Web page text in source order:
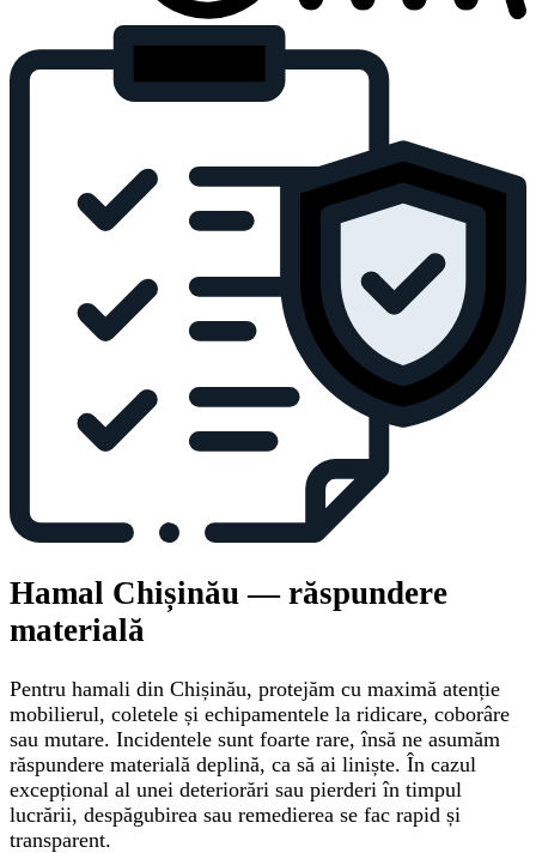
Hamal Chișinău — răspundere
materială
Pentru hamali din Chișinău, protejăm cu maximă atenție
mobilierul, coletele și echipamentele la ridicare, coborâre
sau mutare. Incidentele sunt foarte rare, însă ne asumăm
răspundere materială deplină, ca să ai liniște. În cazul
excepțional al unei deteriorări sau pierderi în timpul
lucrării, despăgubirea sau remedierea se fac rapid și
transparent.